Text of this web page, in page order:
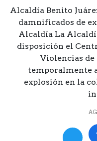
Alcaldía Benito
damnificados de
Alcaldía La
disposición el
Violencias de
temporalmente
explosión en la